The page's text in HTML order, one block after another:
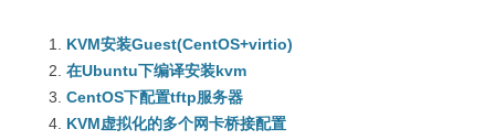
KVM安装Guest(CentOS+virtio)
在Ubuntu下编译安装kvm
CentOS下配置tftp服务器
KVM虚拟化的多个网卡桥接配置